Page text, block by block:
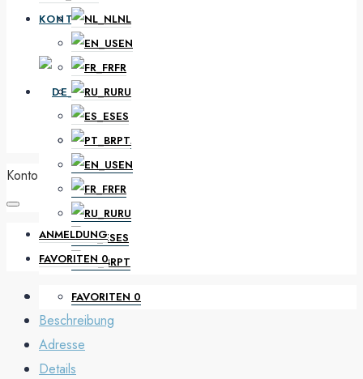
KONTAKT
DE
NL
EN
FR
RU
ES
PT
FAVORITEN 0
NL
EN
FR
RU
ES
PT
Konto
ANMELDUNG
FAVORITEN 0
Beschreibung
Adresse
Details